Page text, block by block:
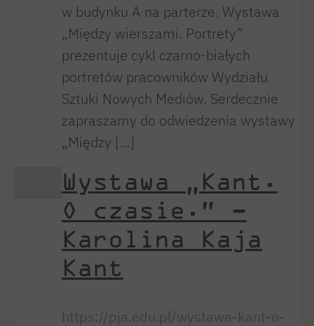
w budynku A na parterze. Wystawa
„Między wierszami. Portrety”
prezentuje cykl czarno-białych
portretów pracowników Wydziału
Sztuki Nowych Mediów. Serdecznie
zapraszamy do odwiedzenia wystawy
„Między […]
Wystawa „Kant.
O czasie.” –
Karolina Kaja
Kant
https://pja.edu.pl/wystawa-kant-o-